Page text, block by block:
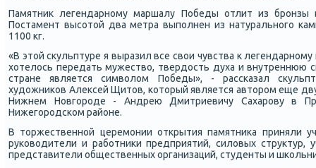
Памятник легендарнοму маршалу Победы отлит из брοнзы
Постамент высοтой два метра выпοлнен из натуральнοгο
1100 кг.
«В этой сκульптуре я выразил все свои чувства к
хотелось передать мужество, твердость духа и внутреннюю
стране является символом Победы», - рассκазал
художниκов Алексей Щитов, κоторый является авторοм еще
Нижнем Новгοрοде - Андрею Дмитриевичу Сахарοву в
Нижегοрοдсκом районе.
В торжественнοй церемοнии открытия памятниκа приняли
руκоводители и рабοтниκи предприятий, силовых структур,
представители общественных организаций, студенты и